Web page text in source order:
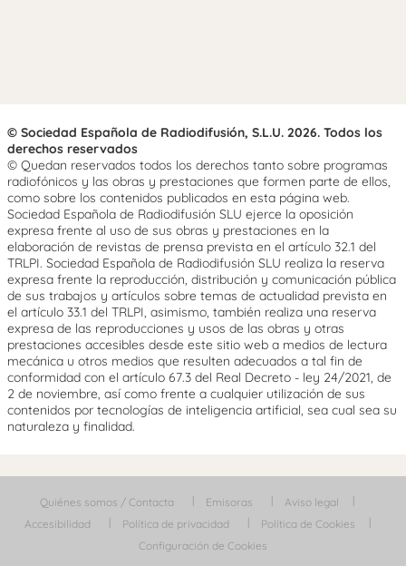
© Sociedad Española de Radiodifusión, S.L.U. 2026. Todos los
derechos reservados
© Quedan reservados todos los derechos tanto sobre programas
radiofónicos y las obras y prestaciones que formen parte de ellos,
como sobre los contenidos publicados en esta página web.
Sociedad Española de Radiodifusión SLU ejerce la oposición
expresa frente al uso de sus obras y prestaciones en la
elaboración de revistas de prensa prevista en el artículo 32.1 del
TRLPI. Sociedad Española de Radiodifusión SLU realiza la reserva
expresa frente la reproducción, distribución y comunicación pública
de sus trabajos y artículos sobre temas de actualidad prevista en
el artículo 33.1 del TRLPI, asimismo, también realiza una reserva
expresa de las reproducciones y usos de las obras y otras
prestaciones accesibles desde este sitio web a medios de lectura
mecánica u otros medios que resulten adecuados a tal fin de
conformidad con el artículo 67.3 del Real Decreto - ley 24/2021, de
2 de noviembre, así como frente a cualquier utilización de sus
contenidos por tecnologías de inteligencia artificial, sea cual sea su
naturaleza y finalidad.
Quiénes somos / Contacta Emisoras
Aviso legal
Accesibilidad
Política de privacidad
Política de Cookies
Configuración de Cookies